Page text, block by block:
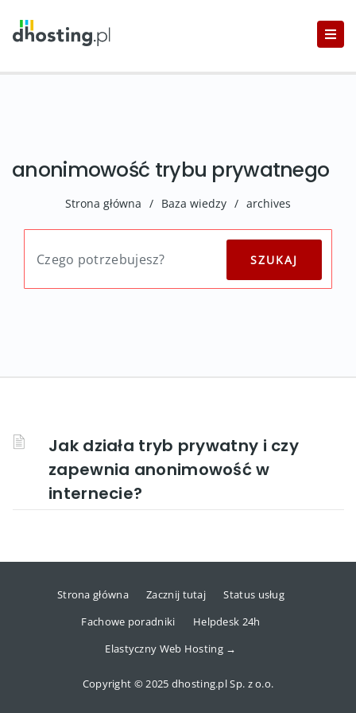
anonimowość trybu prywatnego
Strona główna / Baza wiedzy / archives
Jak działa tryb prywatny i czy
zapewnia anonimowość w
internecie?
Strona główna Zacznij tutaj
Status usług
Fachowe poradniki
Helpdesk 24h
Elastyczny Web Hosting →
Copyright © 2025 dhosting.pl Sp. z o.o.